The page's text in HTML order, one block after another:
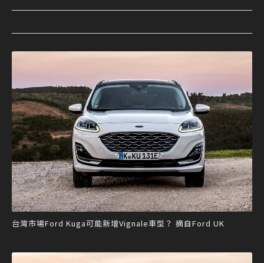
台灣市場Ford Kuga可能新增Vignale車型？ 摘自Ford UK